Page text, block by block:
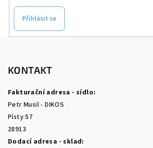
Přihlásit se
KONTAKT
Fakturační adresa - sídlo:
Petr Musil - DIKOS
Písty 57
28913
Dodací adresa - sklad: